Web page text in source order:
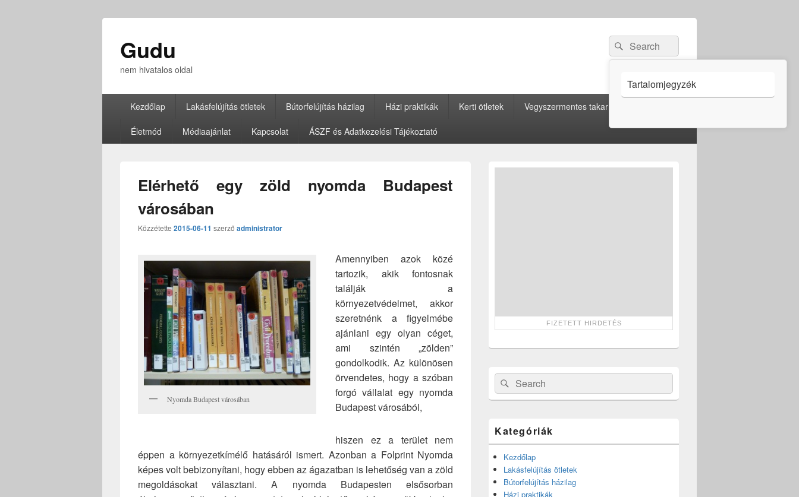
Gudu
nem hivatalos oldal
Search
for:
Search
Kezdőlap Lakásfelújítás ötletek Bútorfelújítás házilag Házi praktikák Kerti ötletek Vegyszermentes takarítás
Életmód Médiaajánlat Kapcsolat ÁSZF és Adatkezelési Tájékoztató
Elérhető egy zöld nyomda Budapest
városában
Közzétette 2015-06-11 szerző administrator
Nyomda Budapest városában
Amennyiben azok közé
tartozik, akik fontosnak
találják a
környezetvédelmet, akkor
szeretnénk a figyelmébe
ajánlani egy olyan céget,
ami szintén „zölden”
gondolkodik. Az különösen
örvendetes, hogy a szóban
forgó vállalat egy nyomda
Budapest városából,
hiszen ez a terület nem
éppen a környezetkímélő hatásáról ismert. Azonban a Folprint Nyomda
képes volt bebizonyítani, hogy ebben az ágazatban is lehetőség van a zöld
megoldásokat választani. A nyomda Budapesten elsősorban
Primary
Search
for:
Search
Kategóriák
Kezdőlap
Lakásfelújítás ötletek
Bútorfelújítás házilag
Házi praktikák
Tartalomjegyzék